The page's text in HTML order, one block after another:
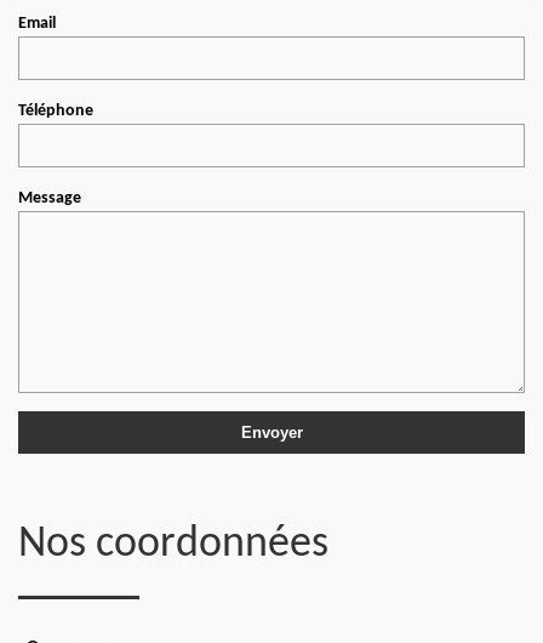
Email
Téléphone
Message
Nos coordonnées